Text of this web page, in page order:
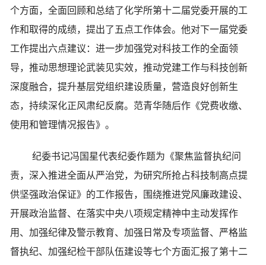
个方面，全面回顾和总结了化学所第十二届党委开展的工
作和取得的成绩，提出了五点工作体会。他对下一届党委
工作提出六点建议：进一步加强党对科技工作的全面领
导，推动思想理论武装见实效，推动党建工作与科技创新
深度融合，提升基层党组织建设质量，营造良好创新生
态，持续深化正风肃纪反腐。范青华随后作《党费收缴、
使用和管理情况报告》。
纪委书记冯国星代表纪委作题为《聚焦监督执纪问
责，深入推进全面从严治党，为研究所抢占科技制高点提
供坚强政治保证》的工作报告，围绕推进党风廉政建设、
开展政治监督、在落实中央八项规定精神中主动发挥作
用、加强纪律及警示教育、加强日常及专项监督、严格监
督执纪、加强纪检干部队伍建设等七个方面汇报了第十二